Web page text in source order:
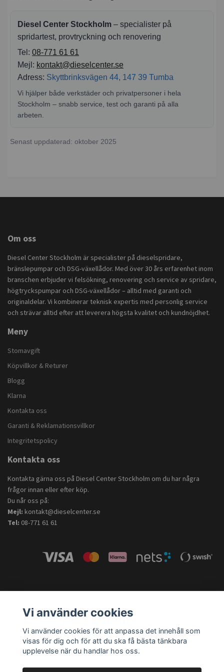
Diesel Center Stockholm – specialister på
spridartest, provtryckning och renovering
Tel: 08-771 61 61
Mejl: kontakt@dieselcenter.se
Adress: Skyttbrinksvägen 44, 147 39 Tumba
Vi hjälper både verkstäder och privatpersoner i hela
Stockholm – snabb service, test och garanti på alla
arbeten.
Senast uppdaterad: oktober 2025
Om oss
Diesel Center Stockholm är specialister på dieselspridare,
bränslepumpar och DSG-växellådor. Med över 30 års erfarenhet inom
branschen erbjuder vi felsökning, renovering och service av spridare,
högtryckspumpar och DSG-växellådor – alltid med garanti och
originaldelar. Vi kombinerar teknisk expertis med personlig service
och strävar alltid efter att leverera högsta kvalitet och kundnöjdhet.
Meny
Stomavgift
Köpvillkor & Returer
Blogg
Klarna
Kontakta oss
Garanti & Reklamationsvillkor
Integritetspolicy
Kontakta oss
Kontakta gärna oss på Diesel Center Stockholm om du har några
frågor innan eller efter köp.
Du når oss på:
Mejl: kontakt@dieselcenter.se
Tel: 08-771 61 61
Vi använder cookies
Vi använder cookies för att anpassa det innehåll som
visas för dig och för att du ska få bästa tänkbara
upplevelse när du handlar hos oss.